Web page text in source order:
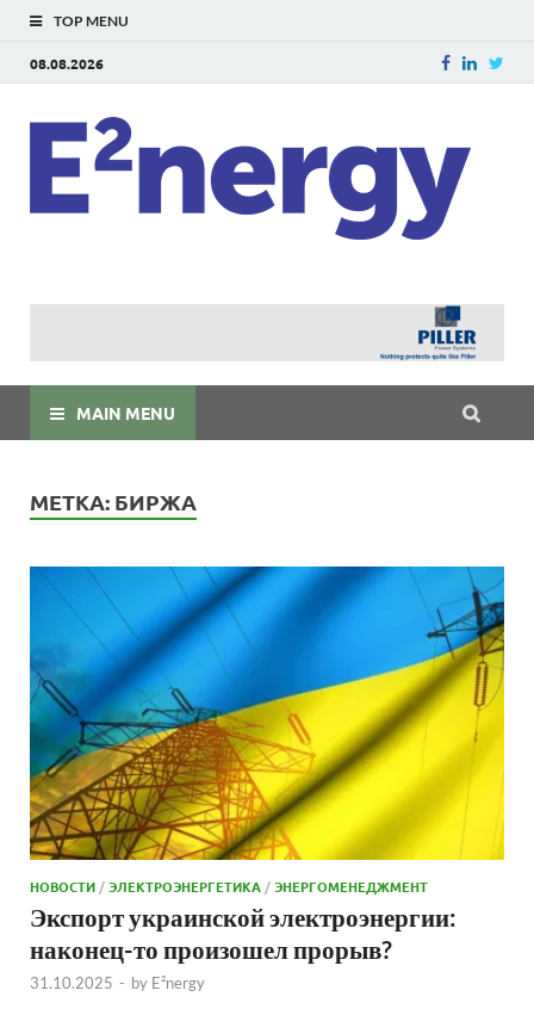
TOP MENU
08.08.2026
MAIN MENU
МЕТКА: БИРЖА
НОВОСТИ /ЭЛЕКТРОЭНЕРГЕТИКА /ЭНЕРГОМЕНЕДЖМЕНТ
Экспорт украинской электроэнергии:
наконец-то произошел прорыв?
31.10.2025 - by E²nergy